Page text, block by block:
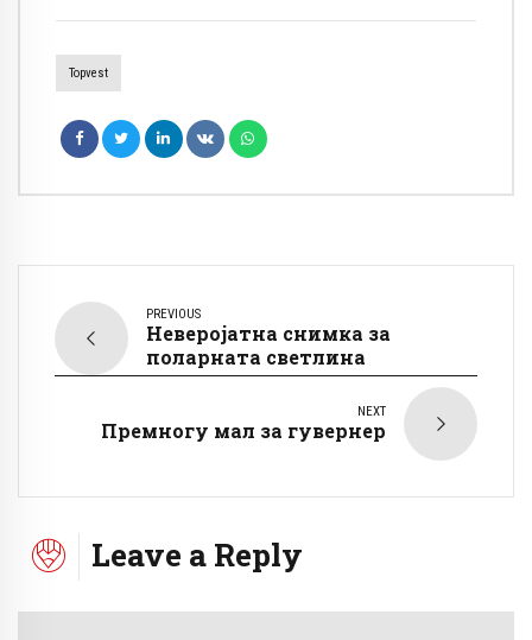
Topvest
PREVIOUS
Неверојатна снимка за
поларната светлина
NEXT
Премногу мал за гувернер
Leave a Reply